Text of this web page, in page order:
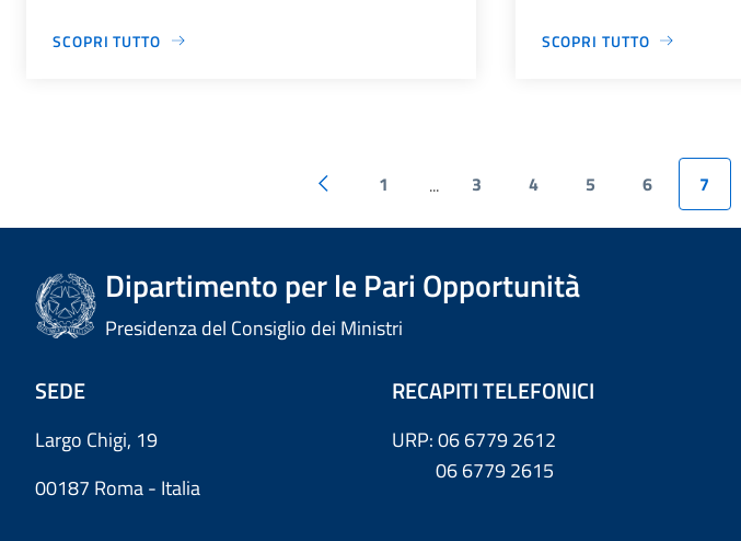
SCOPRI TUTTO SCOPRI TUTTO
1 ... 3 4 5 6 7
Dipartimento per le Pari Opportunità
Presidenza del Consiglio dei Ministri
SEDE
Largo Chigi, 19
00187 Roma - Italia
RECAPITI TELEFONICI
URP: 06 6779 2612
06 6779 2615